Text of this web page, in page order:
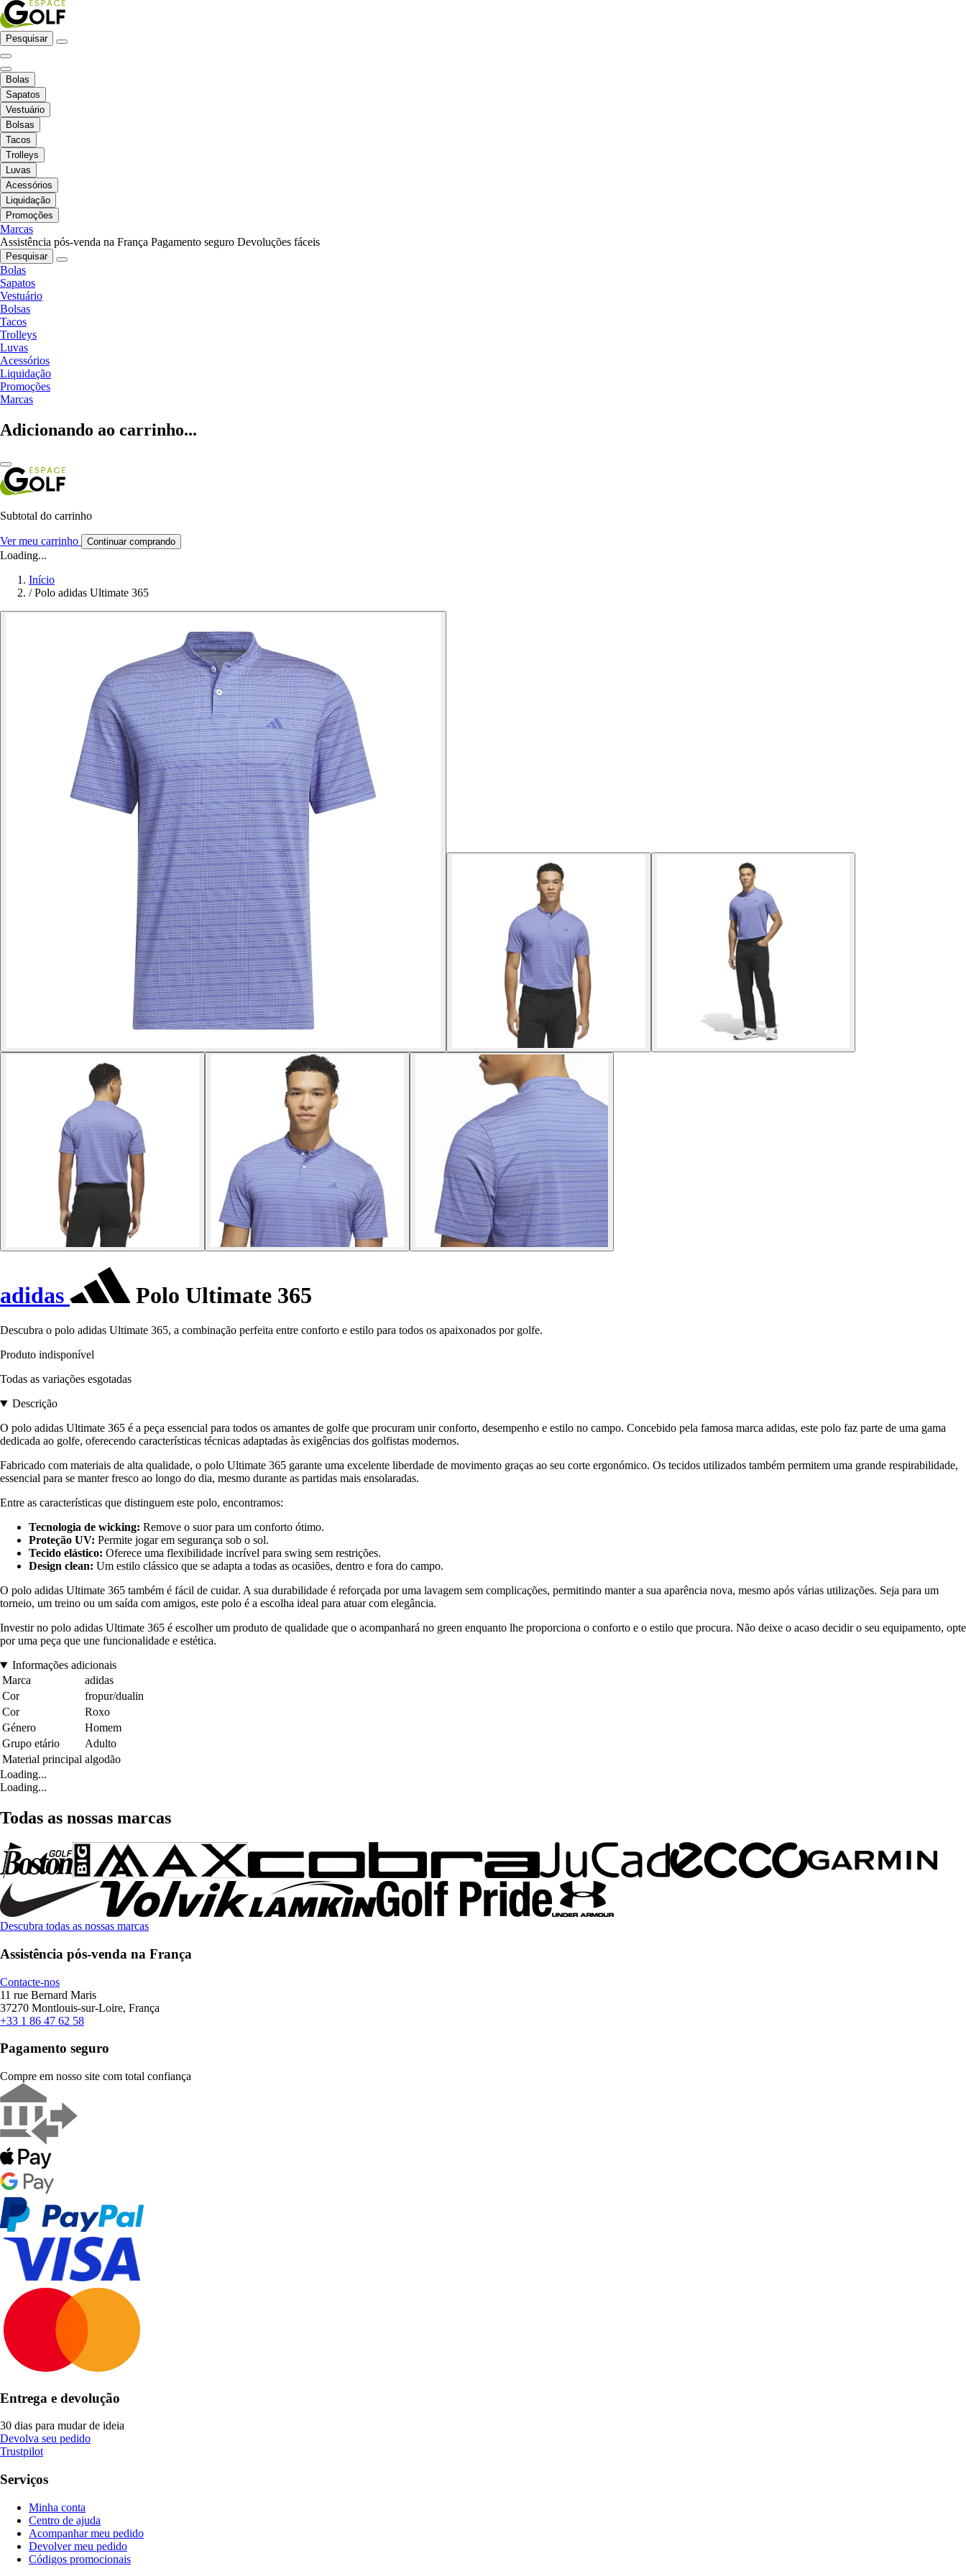
Pesquisar
Bolas
Sapatos
Vestuário
Bolsas
Tacos
Trolleys
Luvas
Acessórios
Liquidação
Promoções
Marcas
Assistência pós-venda na França Pagamento seguro Devoluções fáceis
Pesquisar
Bolas
Sapatos
Vestuário
Bolsas
Tacos
Trolleys
Luvas
Acessórios
Liquidação
Promoções
Marcas
Adicionando ao carrinho...
Subtotal do carrinho
Ver meu carrinho Continuar comprando
Loading...
Início
/ Polo adidas Ultimate 365
adidas Polo Ultimate 365
Descubra o polo adidas Ultimate 365, a combinação perfeita entre conforto e estilo para todos os apaixonados por golfe.
Produto indisponível
Todas as variações esgotadas
Descrição
O polo adidas Ultimate 365 é a peça essencial para todos os amantes de golfe que procuram unir conforto, desempenho e estilo no campo. Concebido pela famosa marca adidas, este polo faz parte de uma gama
dedicada ao golfe, oferecendo características técnicas adaptadas às exigências dos golfistas modernos.
Fabricado com materiais de alta qualidade, o polo Ultimate 365 garante uma excelente liberdade de movimento graças ao seu corte ergonómico. Os tecidos utilizados também permitem uma grande respirabilidade,
essencial para se manter fresco ao longo do dia, mesmo durante as partidas mais ensolaradas.
Entre as características que distinguem este polo, encontramos:
Tecnologia de wicking: Remove o suor para um conforto ótimo.
Proteção UV: Permite jogar em segurança sob o sol.
Tecido elástico: Oferece uma flexibilidade incrível para swing sem restrições.
Design clean: Um estilo clássico que se adapta a todas as ocasiões, dentro e fora do campo.
O polo adidas Ultimate 365 também é fácil de cuidar. A sua durabilidade é reforçada por uma lavagem sem complicações, permitindo manter a sua aparência nova, mesmo após várias utilizações. Seja para um
torneio, um treino ou um saída com amigos, este polo é a escolha ideal para atuar com elegância.
Investir no polo adidas Ultimate 365 é escolher um produto de qualidade que o acompanhará no green enquanto lhe proporciona o conforto e o estilo que procura. Não deixe o acaso decidir o seu equipamento, opte
por uma peça que une funcionalidade e estética.
Informações adicionais
Marca
adidas
Cor
fropur/dualin
Cor
Roxo
Género
Homem
Grupo etário
Adulto
Material principal algodão
Loading...
Loading...
Todas as nossas marcas
Descubra todas as nossas marcas
Assistência pós-venda na França
Contacte-nos
11 rue Bernard Maris
37270 Montlouis-sur-Loire, França
+33 1 86 47 62 58
Pagamento seguro
Compre em nosso site com total confiança
Entrega e devolução
30 dias para mudar de ideia
Devolva seu pedido
Trustpilot
Serviços
Minha conta
Centro de ajuda
Acompanhar meu pedido
Devolver meu pedido
Códigos promocionais